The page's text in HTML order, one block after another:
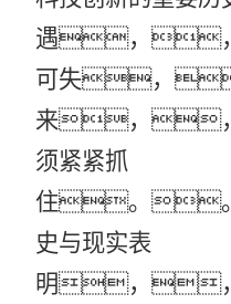
遇，
可失，
来，
须紧紧抓
住。
史与现实表
明，